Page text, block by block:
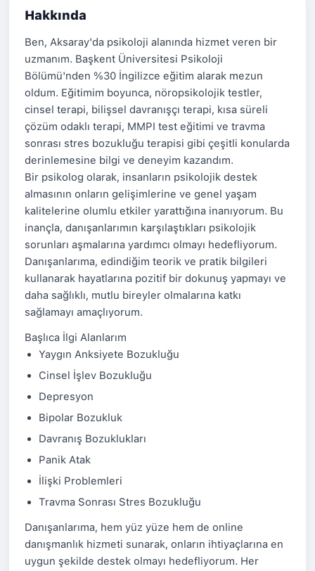
Hakkında
Ben, Aksaray'da psikoloji alanında hizmet veren bir
uzmanım. Başkent Üniversitesi Psikoloji
Bölümü'nden %30 İngilizce eğitim alarak mezun
oldum. Eğitimim boyunca, nöropsikolojik testler,
cinsel terapi, bilişsel davranışçı terapi, kısa süreli
çözüm odaklı terapi, MMPI test eğitimi ve travma
sonrası stres bozukluğu terapisi gibi çeşitli konularda
derinlemesine bilgi ve deneyim kazandım.
Bir psikolog olarak, insanların psikolojik destek
almasının onların gelişimlerine ve genel yaşam
kalitelerine olumlu etkiler yarattığına inanıyorum. Bu
inançla, danışanlarımın karşılaştıkları psikolojik
sorunları aşmalarına yardımcı olmayı hedefliyorum.
Danışanlarıma, edindiğim teorik ve pratik bilgileri
kullanarak hayatlarına pozitif bir dokunuş yapmayı ve
daha sağlıklı, mutlu bireyler olmalarına katkı
sağlamayı amaçlıyorum.
Başlıca İlgi Alanlarım
Yaygın Anksiyete Bozukluğu
Cinsel İşlev Bozukluğu
Depresyon
Bipolar Bozukluk
Davranış Bozuklukları
Panik Atak
İlişki Problemleri
Travma Sonrası Stres Bozukluğu
Danışanlarıma, hem yüz yüze hem de online
danışmanlık hizmeti sunarak, onların ihtiyaçlarına en
uygun şekilde destek olmayı hedefliyorum. Her